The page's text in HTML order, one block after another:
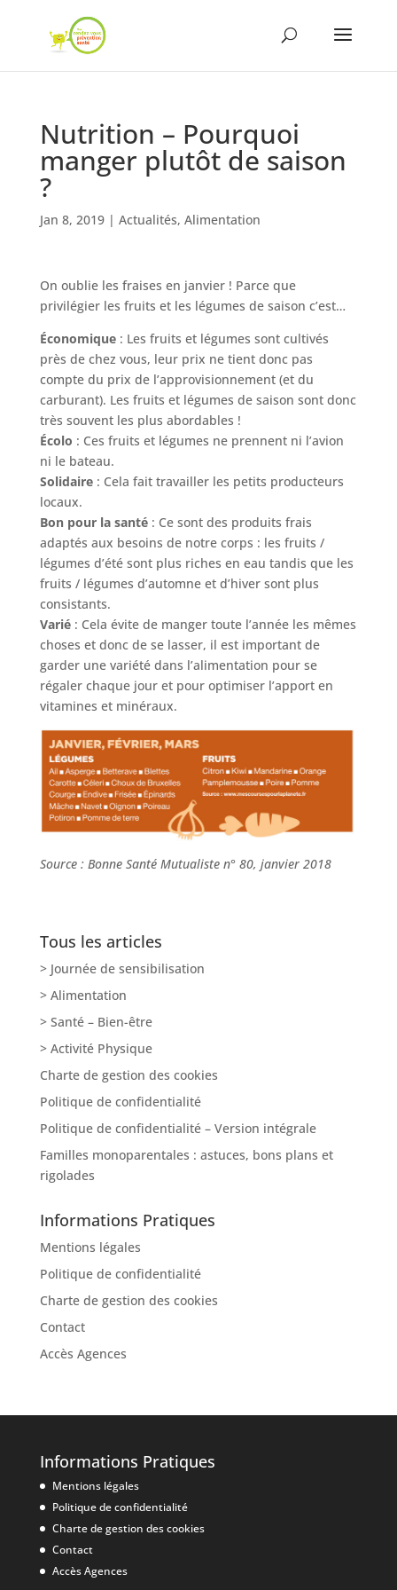
Nutrition – Pourquoi
manger plutôt de saison
?
Jan 8, 2019| Actualités, Alimentation
On oublie les fraises en janvier ! Parce que
privilégier les fruits et les légumes de saison c’est…
Économique: Les fruits et légumes sont cultivés
près de chez vous, leur prix ne tient donc pas
compte du prix de l’approvisionnement (et du
carburant). Les fruits et légumes de saison sont donc
très souvent les plus abordables !
Écolo : Ces fruits et légumes ne prennent ni l’avion
ni le bateau.
Solidaire: Cela fait travailler les petits producteurs
locaux.
Bon pour la santé: Ce sont des produits frais
adaptés aux besoins de notre corps : les fruits /
légumes d’été sont plus riches en eau tandis que les
fruits / légumes d’automne et d’hiver sont plus
consistants.
Varié: Cela évite de manger toute l’année les mêmes
choses et donc de se lasser, il est important de
garder une variété dans l’alimentation pour se
régaler chaque jour et pour optimiser l’apport en
vitamines et minéraux.
Source : Bonne Santé Mutualiste n° 80, janvier 2018
Tous les articles
> Journée de sensibilisation
> Alimentation
> Santé – Bien-être
> Activité Physique
Charte de gestion des cookies
Politique de confidentialité
Politique de confidentialité – Version intégrale
Familles monoparentales : astuces, bons plans et
rigolades
Informations Pratiques
Mentions légales
Politique de confidentialité
Charte de gestion des cookies
Contact
Accès Agences
Informations Pratiques
Mentions légales
Politique de confidentialité
Charte de gestion des cookies
Contact
Accès Agences